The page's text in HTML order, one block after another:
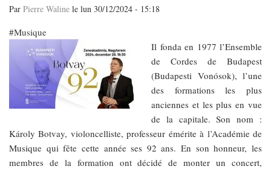
Par Pierre Waline le lun 30/12/2024 - 15:18
Musique
Il fonda en 1977 l’Ensemble
de Cordes de Budapest
(Budapesti Vonósok), l’une
des formations les plus
anciennes et les plus en vue
de la capitale. Son nom :
Károly Botvay, violoncelliste, professeur émérite à l’Académie de
Musique qui fête cette année ses 92 ans. En son honneur, les
membres de la formation ont décidé de monter un concert,